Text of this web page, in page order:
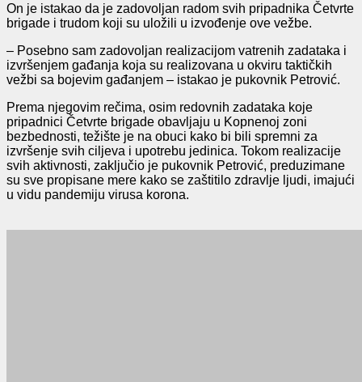
On je istakao da je zadovoljan radom svih pripadnika Četvrte
brigade i trudom koji su uložili u izvođenje ove vežbe.
– Posebno sam zadovoljan realizacijom vatrenih zadataka i
izvršenjem gađanja koja su realizovana u okviru taktičkih
vežbi sa bojevim gađanjem – istakao je pukovnik Petrović.
Prema njegovim rečima, osim redovnih zadataka koje
pripadnici Četvrte brigade obavljaju u Kopnenoj zoni
bezbednosti, težište je na obuci kako bi bili spremni za
izvršenje svih ciljeva i upotrebu jedinica. Tokom realizacije
svih aktivnosti, zaključio je pukovnik Petrović, preduzimane
su sve propisane mere kako se zaštitilo zdravlje ljudi, imajući
u vidu pandemiju virusa korona.